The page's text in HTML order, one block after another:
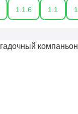
1.1.6 1.1